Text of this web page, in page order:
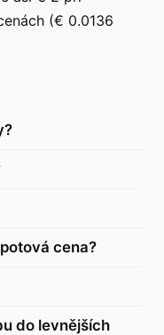
(€ 0.0136
cena?
do levnějších